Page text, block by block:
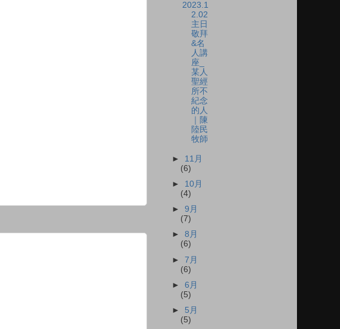
2023.1
2.02
主日
敬拜
&名
人講
座_
某人
聖經
所不
紀念
的人
｜陳
陸民
牧師
► 11月
(6)
► 10月
(4)
►9月
(7)
►8月
(6)
►7月
(6)
►6月
(5)
► 5月
(5)